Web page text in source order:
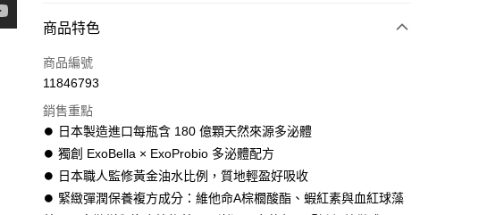
付款方式
信用卡一次付款
LINE Pay
Apple Pay
街口支付
商品特色
商品編號
11846793
銷售重點
⏺︎ 日本製造進口每瓶含 180 億顆天然來源多泌體
⏺︎ 獨創 ExoBella × ExoProbio 多泌體配方
⏺︎ 日本職人監修黃金油水比例，質地輕盈好吸收
⏺︎ 緊緻彈潤保養複方成分：維他命A棕櫚酸酯、蝦紅素與血紅球藻